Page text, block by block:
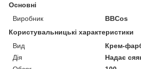
Основні
Виробник
BBCos
Користувальницькі характеристики
Вид
Крем-
Дія
Надає